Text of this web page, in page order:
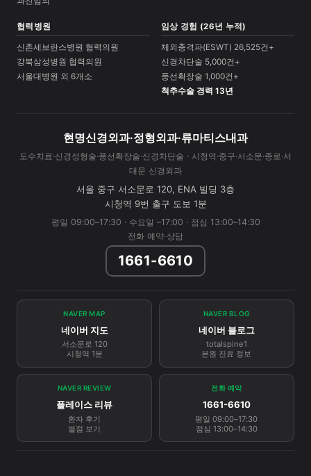
협력병원
신촌세브란스병원 협력의원
강북삼성병원 협력의원
서울대병원 외 6개소
임상 경험 (26년 누적)
체외충격파(ESWT) 26,525건+
신경차단술 5,000건+
풍선확장술 1,000건+
척추수술 경력 13년
현명신경외과·정형외과·류마티스내과
도수치료·신경성형술·풍선확장술·신경차단술 · 시청역·중구·서소문·종로·서
대문 신경외과
서울 중구 서소문로 120, ENA 빌딩 3층
시청역 9번 출구 도보 1분
평일 09:00–17:30 · 수요일 –17:00 · 점심 13:00–14:30
전화 예약·상담
1661-6610
NAVER MAP
네이버 지도
서소문로 120
시청역 1분
NAVER BLOG
네이버 블로그
totalspine1
본원 진료 정보
NAVER REVIEW
플레이스 리뷰
환자 후기
별점 보기
전화 예약
1661-6610
평일 09:00–17:30
점심 13:00–14:30